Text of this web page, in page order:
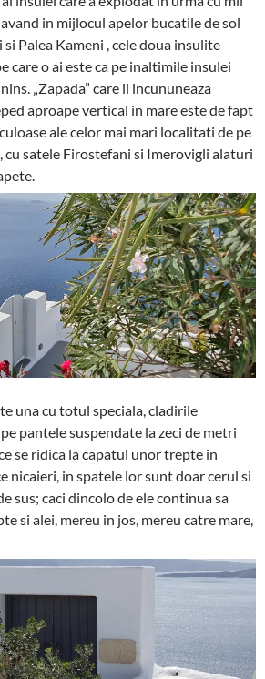
in mijlocul apelor bucatile de sol
Palea Kameni , cele doua insulite
care o ai este ca pe inaltimile insulei
„Zapada” care ii incununeaza
aproape vertical in mare este de fapt
ale celor mai mari localitati de pe
cu satele Firostefani si Imerovigli alaturi
una cu totul speciala, cladirile
pantele suspendate la zeci de metri
se ridica la capatul unor trepte in
nicaieri, in spatele lor sunt doar cerul si
sus; caci dincolo de ele continua sa
si alei, mereu in jos, mereu catre mare,